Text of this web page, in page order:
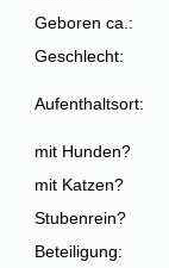
Geboren ca.:
Geschlecht:
Aufenthaltsort:
mit Hunden?
mit Katzen?
Stubenrein?
Beteiligung: